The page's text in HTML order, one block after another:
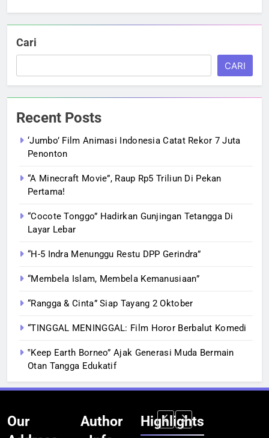
Cari
CARI
Recent Posts
‘Jumbo’ Film Animasi Indonesia Catat Rekor 7 Juta
Penonton
“A Minecraft Movie”, Raup Rp5 Triliun Di Pekan
Pertama!
“Cocote Tonggo” Hadirkan Gunjingan Tetangga Di
Layar Lebar
“H-5 Indra Menunggu Restu DPP Gerindra”
“Membela Islam, Membela Kemanusiaan”
“Rangga & Cinta” Siap Tayang 2 Oktober
“TINGGAL MENINGGAL: Film Horor Berbalut Komedi
‟Keep Earth Borneo” Ajak Generasi Muda Bermain
Otan Tangga Edukatif
Our
Author
Highlights